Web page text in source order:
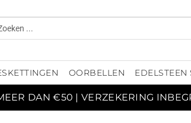
OORBELLEN EDELSTEEN
DAN €50 | VERZEKERING